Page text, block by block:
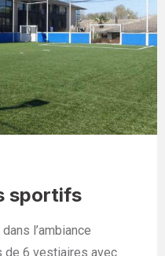
sportifs
l’ambiance
de 6 vestiaires avec